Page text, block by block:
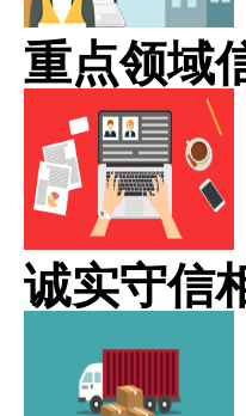
重点领域
诚实守信